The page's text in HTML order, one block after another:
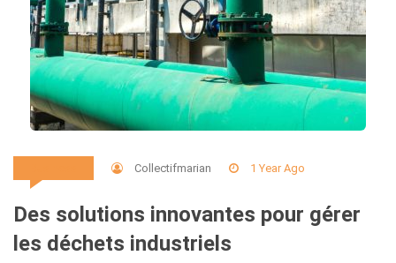
Collectifmarian 1 Year Ago
Des solutions innovantes pour gérer
les déchets industriels